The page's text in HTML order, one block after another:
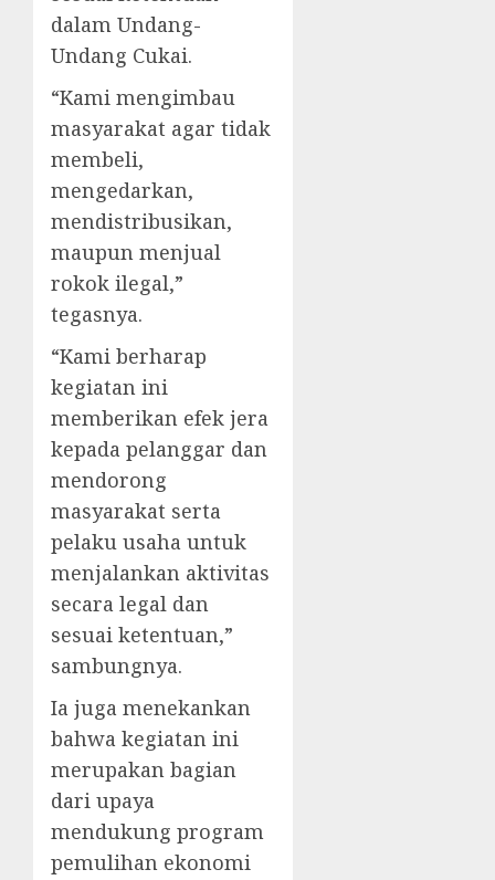
dalam Undang-
Undang Cukai.
“Kami mengimbau
masyarakat agar tidak
membeli,
mengedarkan,
mendistribusikan,
maupun menjual
rokok ilegal,”
tegasnya.
“Kami berharap
kegiatan ini
memberikan efek jera
kepada pelanggar dan
mendorong
masyarakat serta
pelaku usaha untuk
menjalankan aktivitas
secara legal dan
sesuai ketentuan,”
sambungnya.
Ia juga menekankan
bahwa kegiatan ini
merupakan bagian
dari upaya
mendukung program
pemulihan ekonomi